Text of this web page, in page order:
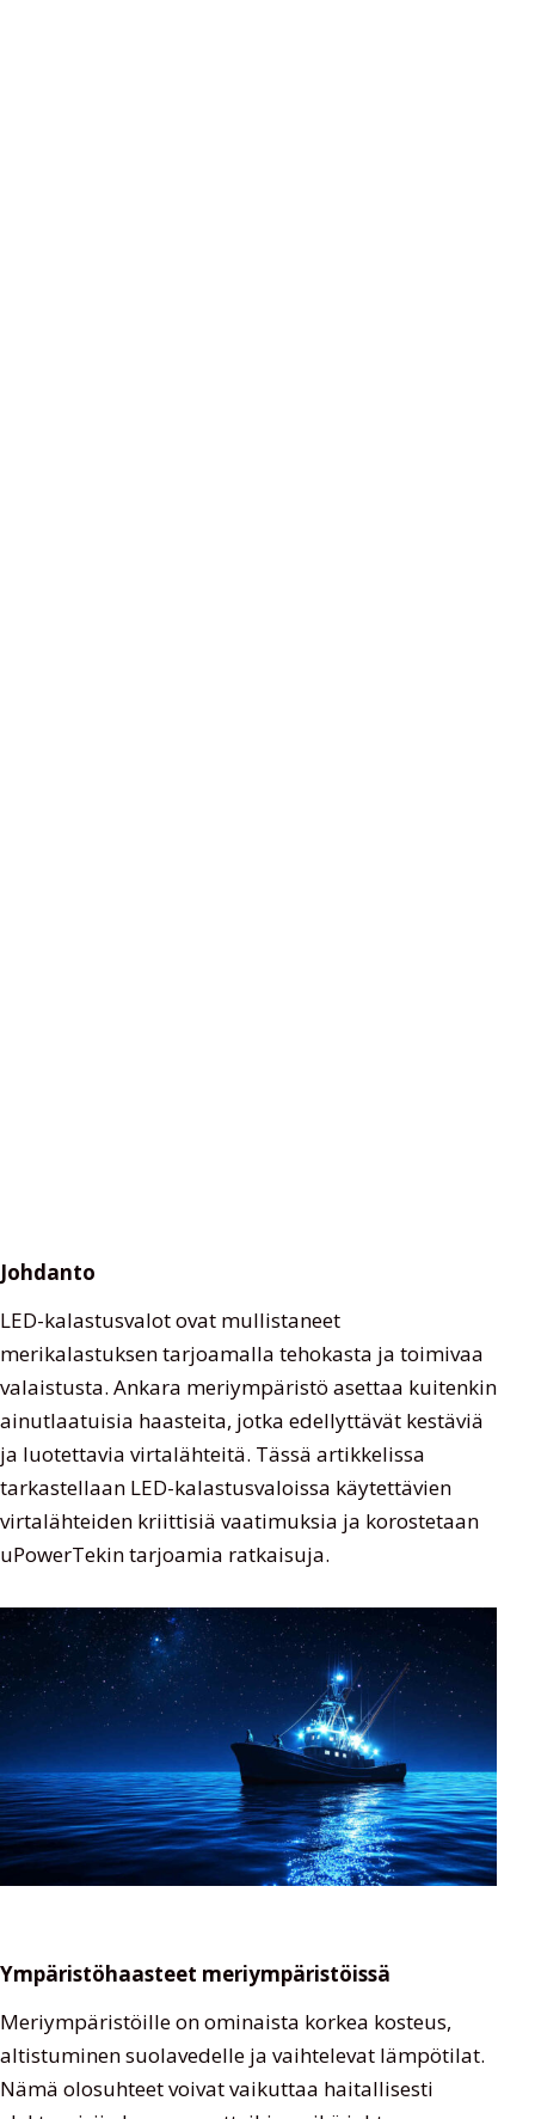
Johdanto
LED-kalastusvalot ovat mullistaneet
merikalastuksen tarjoamalla tehokasta ja toimivaa
valaistusta. Ankara meriympäristö asettaa kuitenkin
ainutlaatuisia haasteita, jotka edellyttävät kestäviä
ja luotettavia virtalähteitä. Tässä artikkelissa
tarkastellaan LED-kalastusvaloissa käytettävien
virtalähteiden kriittisiä vaatimuksia ja korostetaan
uPowerTekin tarjoamia ratkaisuja.
Ympäristöhaasteet meriympäristöissä
Meriympäristöille on ominaista korkea kosteus,
altistuminen suolavedelle ja vaihtelevat lämpötilat.
Nämä olosuhteet voivat vaikuttaa haitallisesti